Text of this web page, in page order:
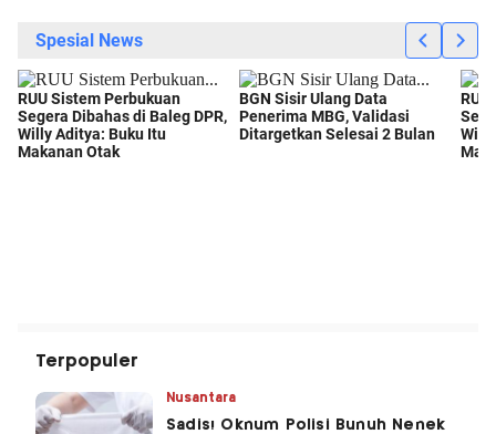
Terpopuler
Nusantara
Sadis! Oknum Polisi Bunuh Nenek